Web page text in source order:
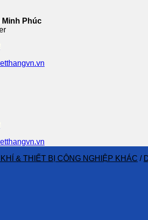
Minh Phúc
& THIẾT BỊ CÔNG NGHIỆP KHÁC /